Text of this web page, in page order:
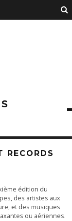
RECORDS
édition du
des artistes aux
et des musiques
ou aériennes.